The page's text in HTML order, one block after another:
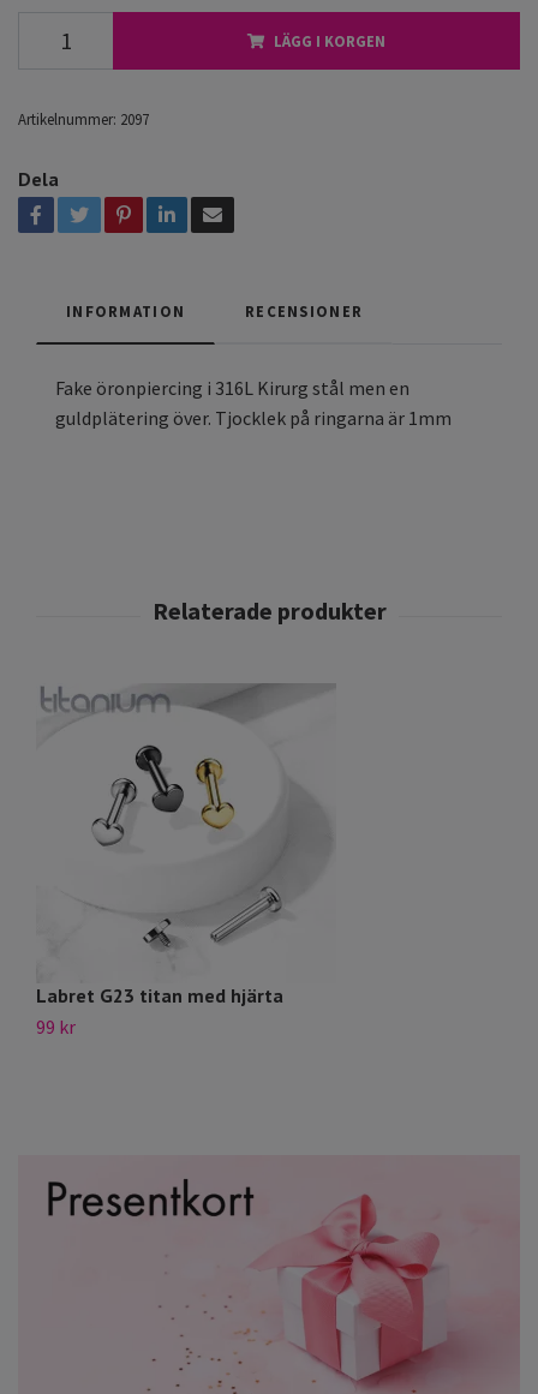
LÄGG I KORGEN
Artikelnummer: 2097
Dela
INFORMATION RECENSIONER
Fake öronpiercing i 316L Kirurg stål men en
guldplätering över. Tjocklek på ringarna är 1mm
Labret G23 titan med hjärta
99 kr